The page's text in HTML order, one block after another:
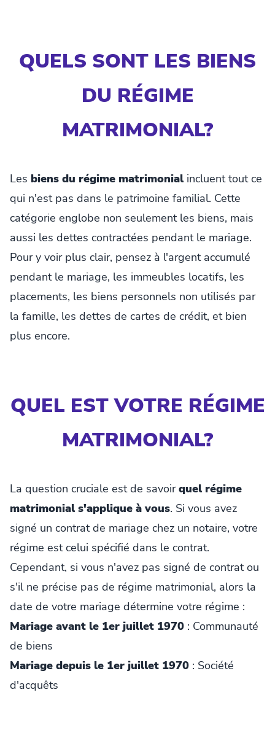
QUELS SONT LES BIENS
DU RÉGIME
MATRIMONIAL?
Les biens du régime matrimonial incluent tout ce
qui n'est pas dans le patrimoine familial. Cette
catégorie englobe non seulement les biens, mais
aussi les dettes contractées pendant le mariage.
Pour y voir plus clair, pensez à l'argent accumulé
pendant le mariage, les immeubles locatifs, les
placements, les biens personnels non utilisés par
la famille, les dettes de cartes de crédit, et bien
plus encore.
QUEL EST VOTRE RÉGIME
MATRIMONIAL?
La question cruciale est de savoirquel régime
matrimonial s'applique à vous. Si vous avez
signé un contrat de mariage chez un notaire, votre
régime est celui spécifié dans le contrat.
Cependant, si vous n'avez pas signé de contrat ou
s'il ne précise pas de régime matrimonial, alors la
date de votre mariage détermine votre régime :
Mariage avant le 1er juillet 1970 : Communauté
de biens
Mariage depuis le 1er juillet 1970 : Société
d'acquêts